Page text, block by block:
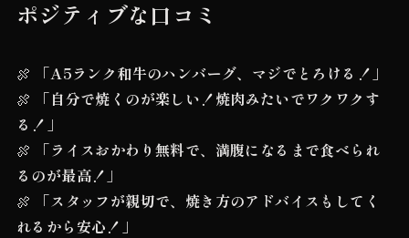
ポジティブな口コミ
🍖
「A5ランク和牛のハンバーグ、マジでとろける！」
🍖
「自分で焼くのが楽しい！焼肉みたいでワクワクす
る！」
🍖
「ライスおかわり無料で、満腹になるまで食べられ
るのが最高！」
🍖
「スタッフが親切で、焼き方のアドバイスもしてく
れるから安心！」